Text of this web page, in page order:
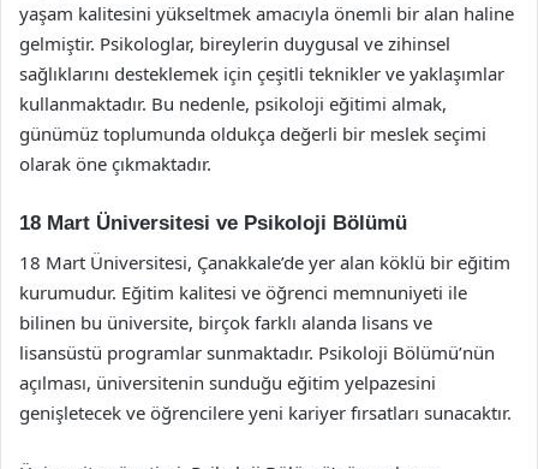
yaşam kalitesini yükseltmek amacıyla önemli bir alan haline
gelmiştir. Psikologlar, bireylerin duygusal ve zihinsel
sağlıklarını desteklemek için çeşitli teknikler ve yaklaşımlar
kullanmaktadır. Bu nedenle, psikoloji eğitimi almak,
günümüz toplumunda oldukça değerli bir meslek seçimi
olarak öne çıkmaktadır.
18 Mart Üniversitesi ve Psikoloji Bölümü
18 Mart Üniversitesi, Çanakkale’de yer alan köklü bir eğitim
kurumudur. Eğitim kalitesi ve öğrenci memnuniyeti ile
bilinen bu üniversite, birçok farklı alanda lisans ve
lisansüstü programlar sunmaktadır. Psikoloji Bölümü’nün
açılması, üniversitenin sunduğu eğitim yelpazesini
genişletecek ve öğrencilere yeni kariyer fırsatları sunacaktır.